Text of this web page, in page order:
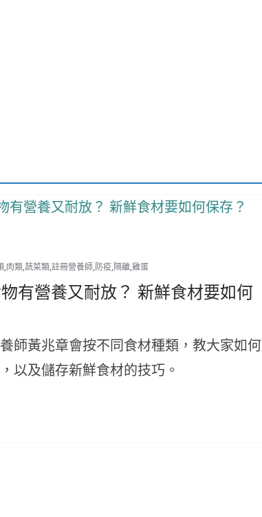
,肉類,蔬菜類,註冊營養師,防疫,隔離,雞蛋
有營養又耐放？ 新鮮食材要如何
師黃兆章會按不同食材種類，教大家如何
以及儲存新鮮食材的技巧。